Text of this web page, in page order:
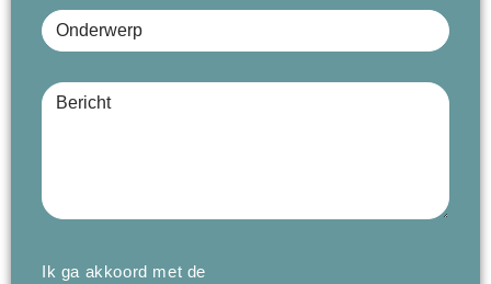
Ik ga akkoord met de